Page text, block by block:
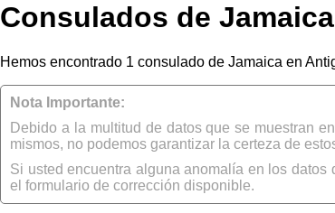
Consulados de
Hemos encontrado 1 consulado de Jamaica en
Nota Importante:
Debido a la multitud de datos que se muestran
mismos, no podemos garantizar la certeza de
Si usted encuentra alguna anomalía en los
el formulario de corrección disponible.